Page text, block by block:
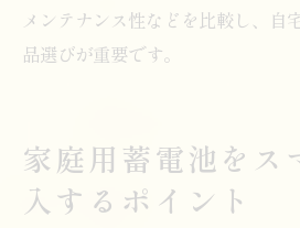
メンテナンス性などを比較し、自
品選びが重要です。
家庭用蓄電池をス
入するポイント